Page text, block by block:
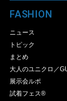
FASHION
ニュース
トピック
まとめ
大人のユニクロ／
展示会ルポ
試着フェス®︎